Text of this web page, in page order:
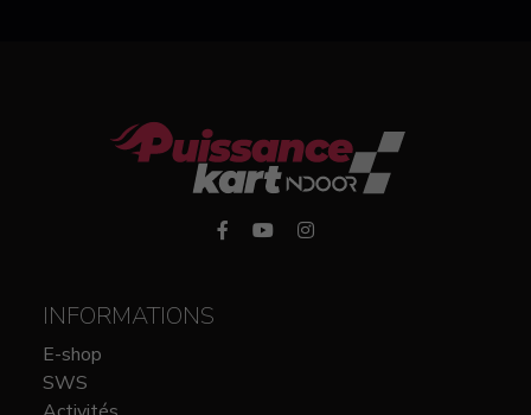
INFORMATIONS
E-shop
SWS